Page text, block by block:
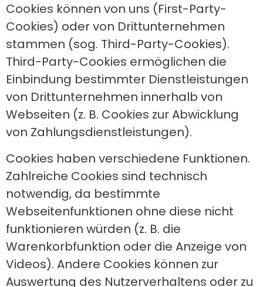
Cookies können von uns (First-Party-
Cookies) oder von Drittunternehmen
stammen (sog. Third-Party-Cookies).
Third-Party-Cookies ermöglichen die
Einbindung bestimmter Dienstleistungen
von Drittunternehmen innerhalb von
Webseiten (z. B. Cookies zur Abwicklung
von Zahlungsdienstleistungen).
Cookies haben verschiedene Funktionen.
Zahlreiche Cookies sind technisch
notwendig, da bestimmte
Webseitenfunktionen ohne diese nicht
funktionieren würden (z. B. die
Warenkorbfunktion oder die Anzeige von
Videos). Andere Cookies können zur
Auswertung des Nutzerverhaltens oder zu